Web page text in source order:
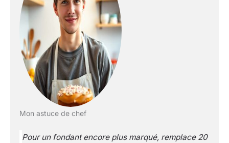
Mon astuce de chef
Pour un fondant encore plus marqué, remplace 20